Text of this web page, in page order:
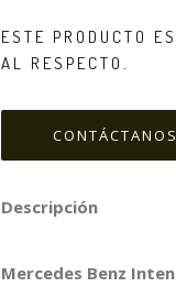
ESTE PRODUCTO
AL RESPECTO.
CONTÁCTANOS
Descripción
Mercedes Benz